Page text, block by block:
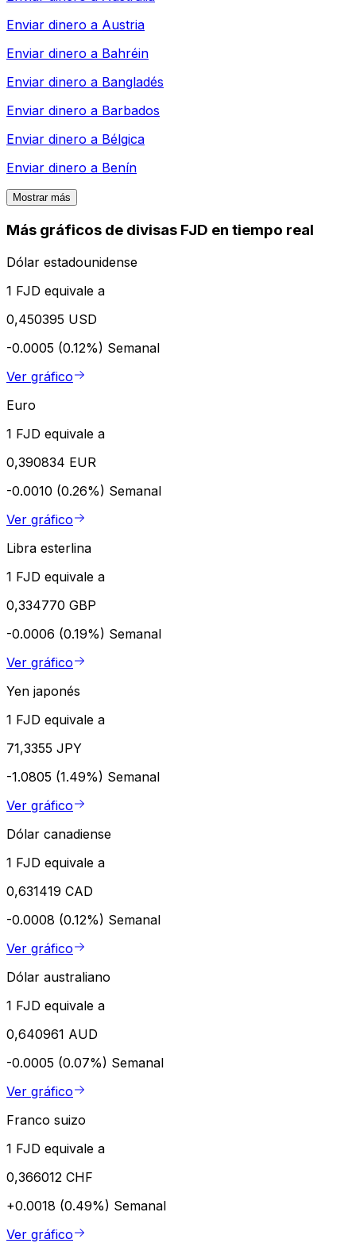
Enviar dinero a Austria
Enviar dinero a Bahréin
Enviar dinero a Bangladés
Enviar dinero a Barbados
Enviar dinero a Bélgica
Enviar dinero a Benín
Mostrar más
Más gráficos de divisas FJD en tiempo real
Dólar estadounidense
1 FJD equivale a
0,450395 USD
-0.0005 (0.12%) Semanal
Ver gráfico
Euro
1 FJD equivale a
0,390834 EUR
-0.0010 (0.26%) Semanal
Ver gráfico
Libra esterlina
1 FJD equivale a
0,334770 GBP
-0.0006 (0.19%) Semanal
Ver gráfico
Yen japonés
1 FJD equivale a
71,3355 JPY
-1.0805 (1.49%) Semanal
Ver gráfico
Dólar canadiense
1 FJD equivale a
0,631419 CAD
-0.0008 (0.12%) Semanal
Ver gráfico
Dólar australiano
1 FJD equivale a
0,640961 AUD
-0.0005 (0.07%) Semanal
Ver gráfico
Franco suizo
1 FJD equivale a
0,366012 CHF
+0.0018 (0.49%) Semanal
Ver gráfico